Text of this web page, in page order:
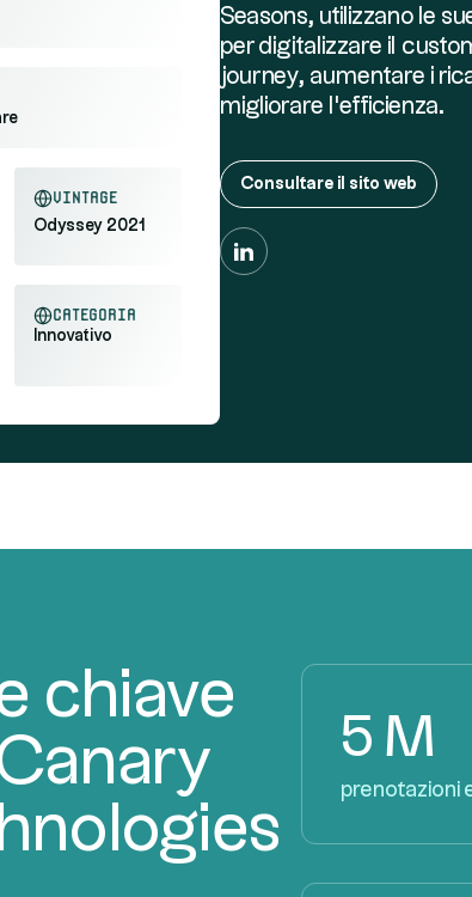
Vintage
Odyssey 2021
categoria
Innovativo
Seasons, utilizzano le
per digitalizzare il
journey, aumentare i
migliorare l'efficienza.
Consultare il sito web
chiave
5 M
prenotazioni